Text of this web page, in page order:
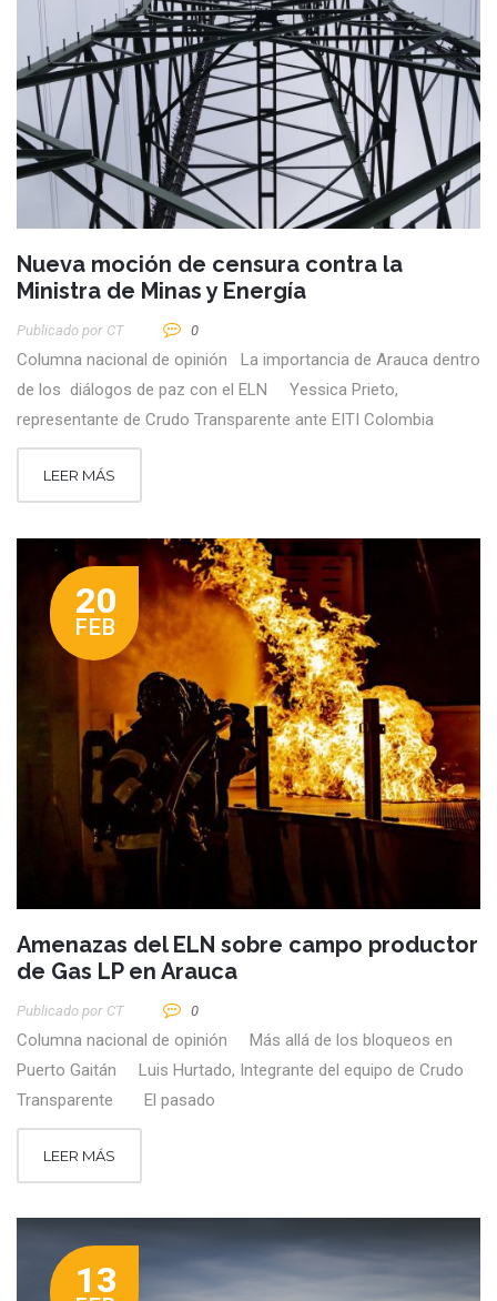
Nueva moción de censura contra la
Ministra de Minas y Energía
Publicado por CT 0
Columna nacional de opinión La importancia de Arauca dentro
de los diálogos de paz con el ELN Yessica Prieto,
representante de Crudo Transparente ante EITI Colombia
LEER MÁS
20
FEB
Amenazas del ELN sobre campo productor
de Gas LP en Arauca
Publicado por CT 0
Columna nacional de opinión Más allá de los bloqueos en
Puerto Gaitán Luis Hurtado, Integrante del equipo de Crudo
Transparente El pasado
LEER MÁS
13